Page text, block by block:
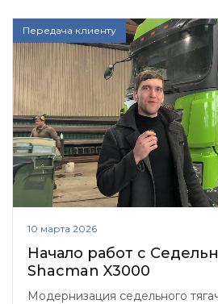
Передача клиенту
10 марта 2026
Начало работ с
Shacman X3000
Модернизация седельного